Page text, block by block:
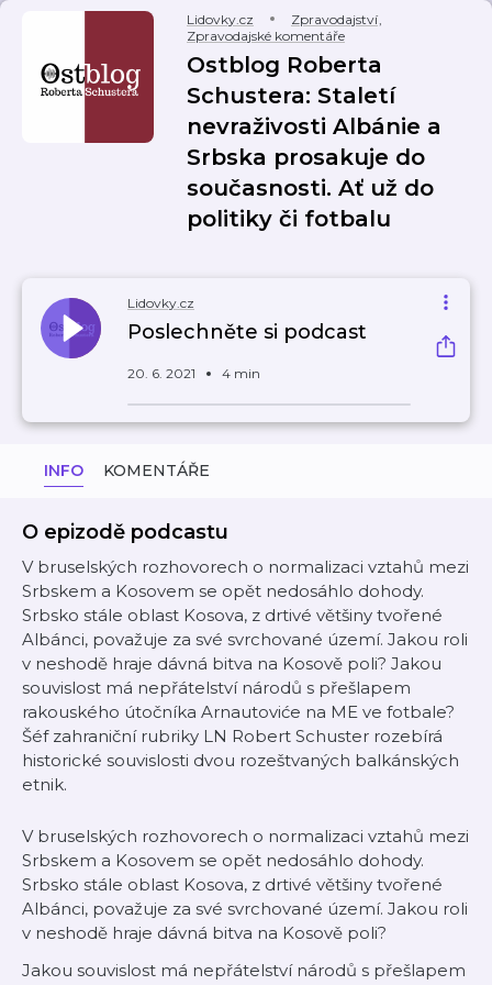
Lidovky.cz Zpravodajství,
Zpravodajské komentáře
Ostblog Roberta
Schustera: Staletí
nevraživosti Albánie a
Srbska prosakuje do
současnosti. Ať už do
politiky či fotbalu
Lidovky.cz
Poslechněte si podcast
20. 6. 2021 4 min
INFO KOMENTÁŘE
O epizodě podcastu
V bruselských rozhovorech o normalizaci vztahů mezi
Srbskem a Kosovem se opět nedosáhlo dohody.
Srbsko stále oblast Kosova, z drtivé většiny tvořené
Albánci, považuje za své svrchované území. Jakou roli
v neshodě hraje dávná bitva na Kosově poli? Jakou
souvislost má nepřátelství národů s přešlapem
rakouského útočníka Arnautoviće na ME ve fotbale?
Šéf zahraniční rubriky LN Robert Schuster rozebírá
historické souvislosti dvou rozeštvaných balkánských
etnik.
V bruselských rozhovorech o normalizaci vztahů mezi
Srbskem a Kosovem se opět nedosáhlo dohody.
Srbsko stále oblast Kosova, z drtivé většiny tvořené
Albánci, považuje za své svrchované území. Jakou roli
v neshodě hraje dávná bitva na Kosově poli?
Jakou souvislost má nepřátelství národů s přešlapem